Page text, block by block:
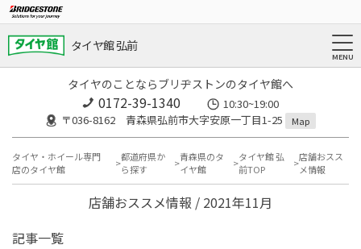
タイヤ館 弘前
タイヤのことならブリヂストンのタイヤ館へ
0172-39-1340
10:30~19:00
〒036-8162 青森県弘前市大字安原一丁目1-25
Map
タイヤ・ホイール専門
店のタイヤ館
都道府県か
ら探す
青森県のタ
イヤ館
タイヤ館 弘
前TOP
店舗おスス
メ情報
店舗おススメ情報 / 2021年11月
記事一覧